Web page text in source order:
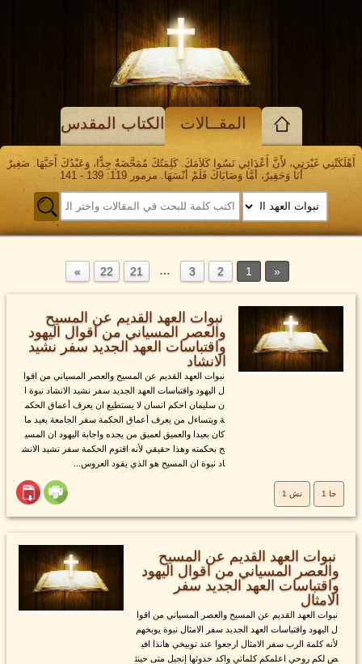
المقــالات الكتاب المقدس
أَهْلَكَتْنِي غَيْرَتِي، لأَنَّ أَعْدَائِي نَسُوا كَلاَمَكَ. كَلِمَتُكَ مُمَحَّصَةٌ جِدًّا، وَعَبْدُكَ أَحَبَّهَا. صَغِيرٌ
أَنَا وَحَقِيرٌ، أَمَّا وَصَايَاكَ فَلَمْ أَنْسَهَا. مزمور 119: 139 - 141
1
2
3
…
21
22
نبوات العهد القديم عن المسيح
والعصر المسياني من اقوال اليهود
واقتباسات العهد الجديد سفر نشيد
الانشاد
نبوات العهد القديم عن المسيح والعصر المسياني من اقوا
ل اليهود واقتباسات العهد الجديد سفر نشيد الانشاد نبوة ا
ن سليمان احكم انسان لا يستطيع ان يعرف أعماق الحكم
ة ويتساءل من يعرف أعماق الحكمة سفر الجامعة بعيد ما
كان بعيدا والعميق لعميق من يجده واجابة اليهود ان المسي
ح بحكمته وهذا حقيقي لأنه اقنوم الحكمة سفر نشيد الانش
اد نبوة ان المسيح هو الذي يقود العروس...
جا 1 نش 1
نبوات العهد القديم عن المسيح
والعصر المسياني من اقوال اليهود
واقتباسات العهد الجديد سفر
الامثال
نبوات العهد القديم عن المسيح والعصر المسياني من اقوا
ل اليهود واقتباسات العهد الجديد سفر الامثال نبوة يوبخهم
لأنه كلمة الرب سفر الامثال ارجعوا عند توبيخي هانذا افي
ض لكم روحي اعلمكم كلماتي واكد حدوثها إنجيل متى حينئ